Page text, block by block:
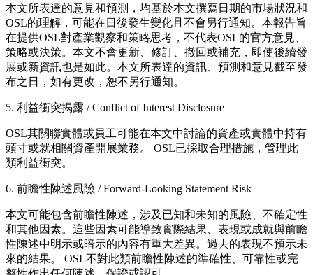
本文所表達的意見和預測，均基於本文撰寫日期的市場狀況和
OSL的理解，可能在日後發生變化且不會另行通知。本報告旨
在提供OSL對產業觀察和策略思考，不代表OSL的官方意見、
策略或決策。本文不會更新、修訂、撤回或補充，即使後續發
展或新資訊也是如此。本文所表達的資訊、預測和意見截至發
布之日，如有更改，恕不另行通知。
5. 利益衝突揭露 / Conflict of Interest Disclosure
OSL其關聯實體或員工可能在本文中討論的資產或實體中持有
頭寸或就相關資產開展業務。 OSL已採取合理措施，管理此
類利益衝突。
6. 前瞻性陳述風險 / Forward-Looking Statement Risk
本文可能包含前瞻性陳述，涉及已知和未知的風險、不確定性
和其他因素。這些因素可能導致實際結果、表現或成就與前瞻
性陳述中明示或暗示的內容有重大差異。過去的表現不預示未
來的結果。 OSL不對此類前瞻性陳述的準確性、可靠性或完